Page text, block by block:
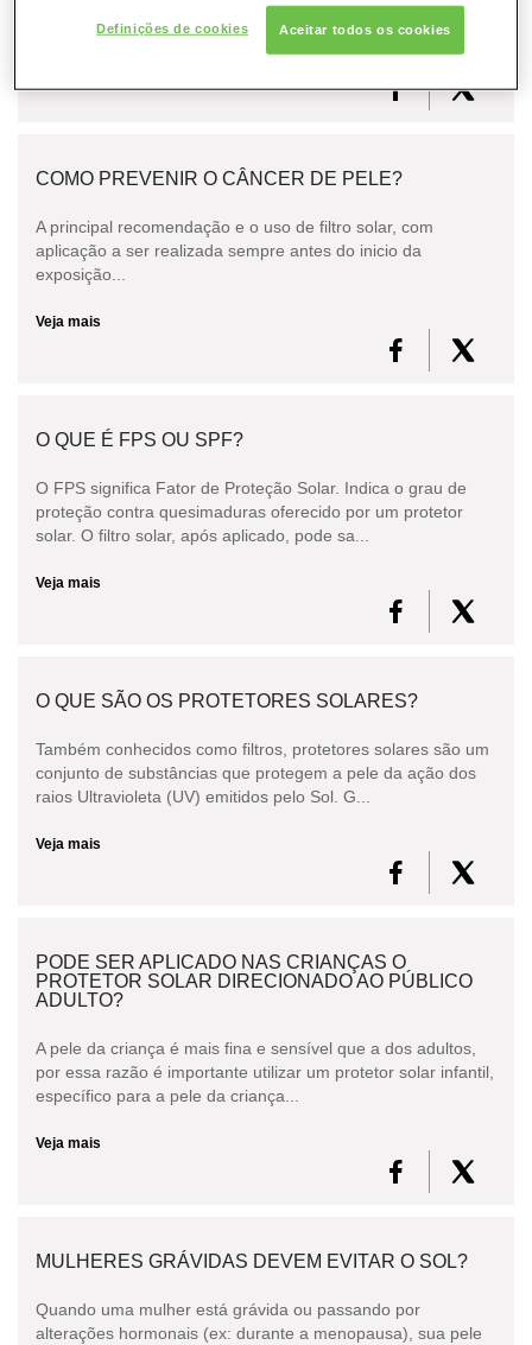
COMO PREVENIR O CÂNCER DE PELE?
A principal recomendação e o uso de filtro solar, com
aplicação a ser realizada sempre antes do inicio da
exposição...
Veja mais
O QUE É FPS OU SPF?
O FPS significa Fator de Proteção Solar. Indica o grau de
proteção contra quesimaduras oferecido por um protetor
solar. O filtro solar, após aplicado, pode sa...
Veja mais
O QUE SÃO OS PROTETORES SOLARES?
Também conhecidos como filtros, protetores solares são um
conjunto de substâncias que protegem a pele da ação dos
raios Ultravioleta (UV) emitidos pelo Sol. G...
Veja mais
PODE SER APLICADO NAS CRIANÇAS O
PROTETOR SOLAR DIRECIONADO AO PÚBLICO
ADULTO?
A pele da criança é mais fina e sensível que a dos adultos,
por essa razão é importante utilizar um protetor solar infantil,
específico para a pele da criança...
Veja mais
MULHERES GRÁVIDAS DEVEM EVITAR O SOL?
Quando uma mulher está grávida ou passando por
alterações hormonais (ex: durante a menopausa), sua pele
Definições de cookies Aceitar todos os cookies